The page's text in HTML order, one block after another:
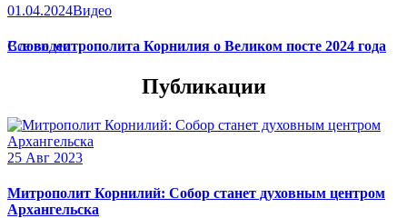
01.04.2024Видео
Слово митрополита Корнилия о Великом посте 2024 года
Все видео
Публикации
25 Авг 2023
Митрополит Корнилий: Собор станет духовным центром
Архангельска